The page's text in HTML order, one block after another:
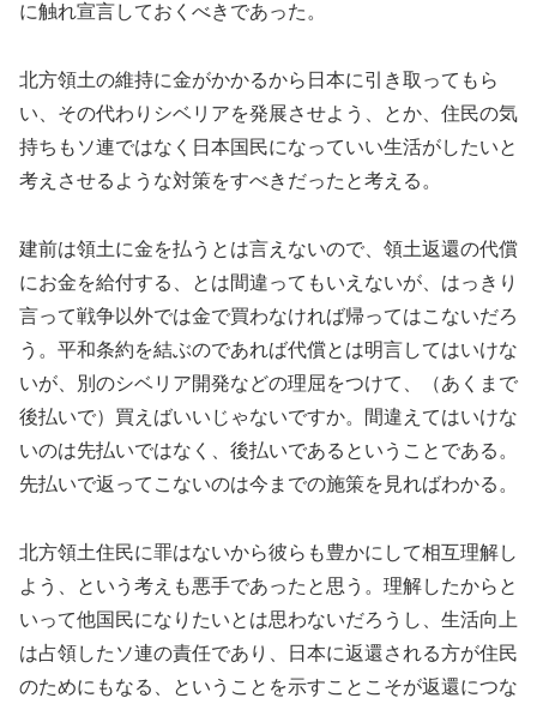
に触れ宣言しておくべきであった。
北方領土の維持に金がかかるから日本に引き取ってもら
い、その代わりシベリアを発展させよう、とか、住民の気
持ちもソ連ではなく日本国民になっていい生活がしたいと
考えさせるような対策をすべきだったと考える。
建前は領土に金を払うとは言えないので、領土返還の代償
にお金を給付する、とは間違ってもいえないが、はっきり
言って戦争以外では金で買わなければ帰ってはこないだろ
う。平和条約を結ぶのであれば代償とは明言してはいけな
いが、別のシベリア開発などの理屈をつけて、（あくまで
後払いで）買えばいいじゃないですか。間違えてはいけな
いのは先払いではなく、後払いであるということである。
先払いで返ってこないのは今までの施策を見ればわかる。
北方領土住民に罪はないから彼らも豊かにして相互理解し
よう、という考えも悪手であったと思う。理解したからと
いって他国民になりたいとは思わないだろうし、生活向上
は占領したソ連の責任であり、日本に返還される方が住民
のためにもなる、ということを示すことこそが返還につな